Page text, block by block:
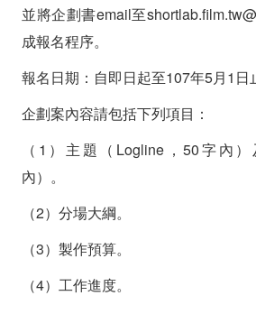
並將企劃書email至
成報名程序。
報名日期：自即日起至107年5月1日
企劃案內容請包括下列項目：
（1）主題（Logline，50字內
內）。
（2）分場大綱。
（3）製作預算。
（4）工作進度。